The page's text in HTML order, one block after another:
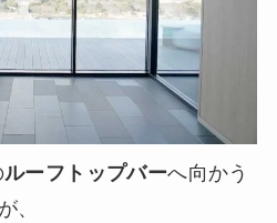
ルーフトップバーへ向かう
、